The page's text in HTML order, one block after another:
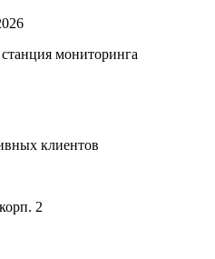
мониторинга
клиентов
2